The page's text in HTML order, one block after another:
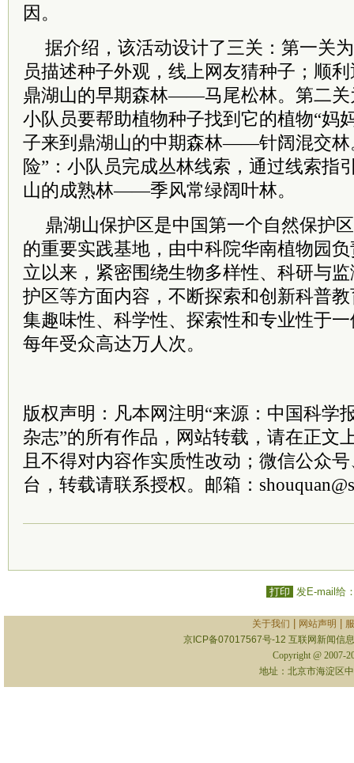
因。
据介绍，该活动设计了三关：第一关
员描述种子外观，线上网友猜种子；顺
鼎湖山的早期森林——马尾松林。第二关
小队员要帮助植物种子找到它的植物“妈
子来到鼎湖山的中期森林——针阔混交林
险”：小队员完成丛林线索，通过线索指
山的成熟林——季风常绿阔叶林。
鼎湖山保护区是中国第一个自然保护
的重要实践基地，由中科院华南植物园
立以来，紧密围绕生物多样性、科研与
护区等方面内容，不断探索和创新科普
集趣味性、科学性、探索性和专业性于
每年受众高达万人次。
版权声明：凡本网注明“来源：中国科学
杂志”的所有作品，网站转载，请在正文
且不得对内容作实质性改动；微信公众
台，转载请联系授权。邮箱：
打印 发E-mail给
关于我们 网站声明
京ICP备07017567号-12 互联网新闻信
Copyright @ 2007-
地址：北京市海淀区